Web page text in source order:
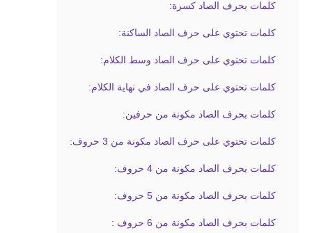
كلمات بحرف الصاد كسرة:
كلمات تحتوي على حرف الصاد الساكنة:
كلمات تحتوي على حرف الصاد وسط الكلام:
كلمات تحتوي على حرف الصاد في نهاية الكلام:
كلمات بحرف الصاد مكونة من حرفين:
كلمات تحتوي على حرف الصاد مكونة من 3 حروف:
كلمات بحرف الصاد مكونة من 4 حروف:
كلمات بحرف الصاد مكونة من 5 حروف:
كلمات بحرف الصاد مكونة من 6 حروف :